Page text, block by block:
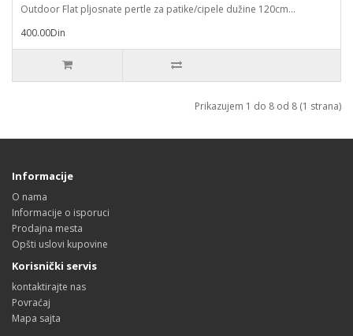
Outdoor Flat pljosnate pertle za patike/cipele dužine 120cm...
400.00Din
Prikazujem 1 do 8 od 8 (1 strana)
Informacije
O nama
Informacije o isporuci
Prodajna mesta
Opšti uslovi kupovine
Korisnički servis
kontaktirajte nas
Povraćaj
Mapa sajta